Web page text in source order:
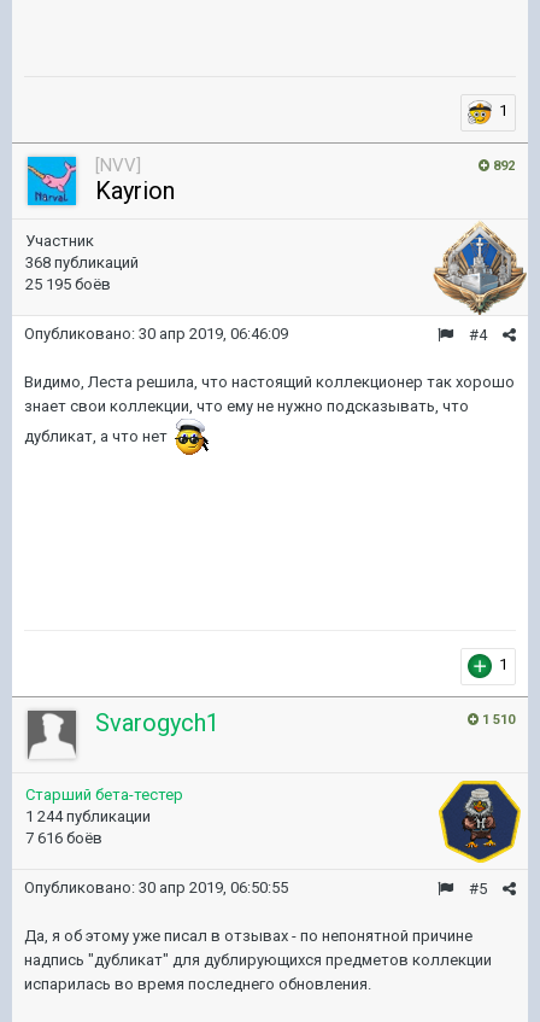
1
892
[NVV]
Kayrion
Участник
368 публикаций
25 195 боёв
#4
Опубликовано: 30 апр 2019, 06:46:09
Видимо, Леста решила, что настоящий коллекционер так хорошо
знает свои коллекции, что ему не нужно подсказывать, что
дубликат, а что нет
1
1 510
Svarogych1
Старший бета-тестер
1 244 публикации
7 616 боёв
#5
Опубликовано: 30 апр 2019, 06:50:55
Да, я об этому уже писал в отзывах - по непонятной причине
надпись "дубликат" для дублирующихся предметов коллекции
испарилась во время последнего обновления.